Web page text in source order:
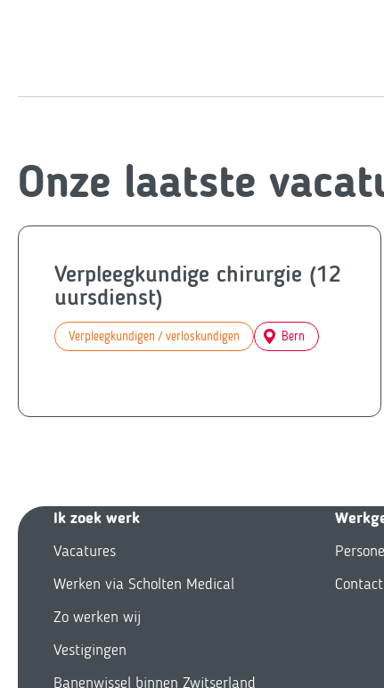
Onze laatste
Verpleegkundige chirurgie (12
uursdienst)
Verpleegkundigen / verloskundigen Bern
Ik zoek werk
Vacatures
Werken via Scholten Medical
Zo werken wij
Vestigingen
Banenwissel binnen Zwitserland
Contact